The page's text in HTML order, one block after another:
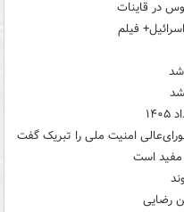
فیلم
شد
امنیت ملی را تبریک گفت
مفید است
رضایی